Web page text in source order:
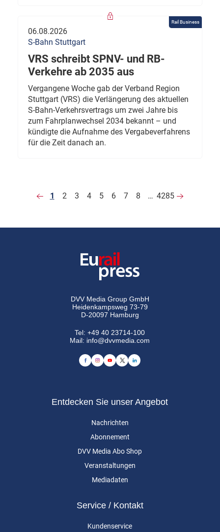
Rail Business
06.08.2026
S-Bahn Stuttgart
VRS schreibt SPNV- und RB-
Verkehre ab 2035 aus
Vergangene Woche gab der Verband Region
Stuttgart (VRS) die Verlängerung des aktuellen
S-Bahn-Verkehrsvertrags um zwei Jahre bis
zum Fahrplanwechsel 2034 bekannt – und
kündigte die Aufnahme des Vergabeverfahrens
für die Zeit danach an.
1 2 3 4 5 6 7 8 … 4285
DVV Media Group GmbH
Heidenkampsweg 73-79
D-20097 Hamburg
Tel:+49 40 23714-100
Mail: info@dvvmedia.com
Entdecken Sie unser Angebot
Nachrichten
Abonnement
DVV Media Abo Shop
Veranstaltungen
Mediadaten
Service / Kontakt
Kundenservice